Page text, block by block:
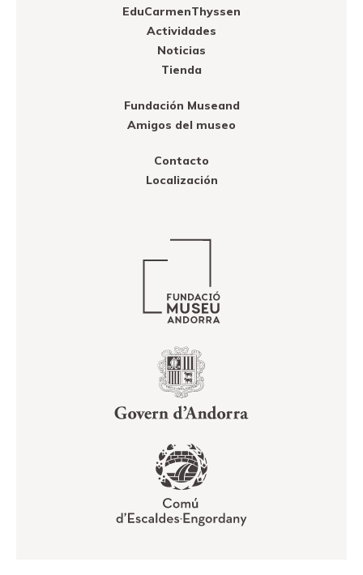
EduCarmenThyssen
Actividades
Noticias
Tienda
Fundación Museand
Amigos del museo
Contacto
Localización